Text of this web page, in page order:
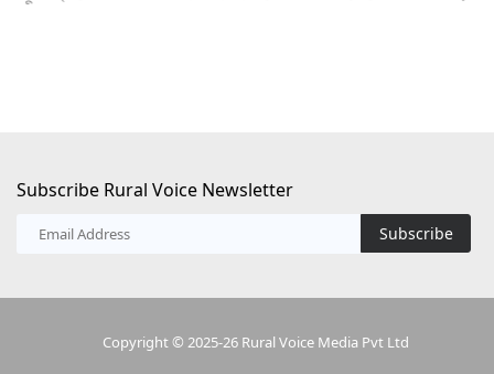
Subscribe Rural Voice Newsletter
Subscribe
Copyright © 2025-26 Rural Voice Media Pvt Ltd